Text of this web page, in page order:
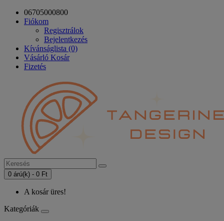
06705000800
Fiókom
Regisztrálok
Bejelentkezés
Kívánságlista (0)
Vásárló Kosár
Fizetés
0 árú(k) - 0 Ft
A kosár üres!
Kategóriák